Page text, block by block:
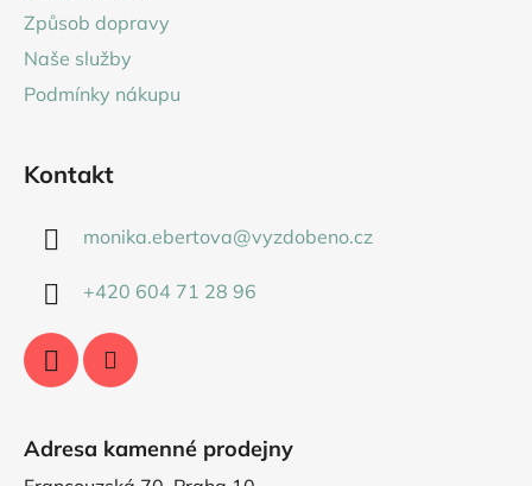
Způsob dopravy
Naše služby
Podmínky nákupu
Kontakt
monika.ebertova@vyzdobeno.cz
+420 604 71 28 96
Adresa kamenné prodejny